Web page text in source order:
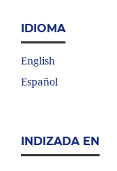
IDIOMA
English
Español
INDIZADA EN